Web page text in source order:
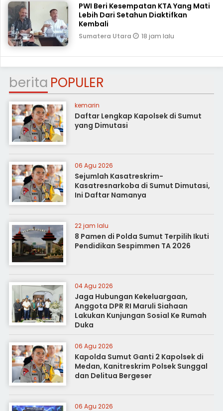
PWI Beri Kesempatan KTA Yang Mati
Lebih Dari Setahun Diaktifkan
Kembali
Sumatera Utara 18 jam lalu
berita POPULER
kemarin
Daftar Lengkap Kapolsek di Sumut
yang Dimutasi
06 Agu 2026
Sejumlah Kasatreskrim-
Kasatresnarkoba di Sumut Dimutasi,
Ini Daftar Namanya
22 jam lalu
8 Pamen di Polda Sumut Terpilih Ikuti
Pendidikan Sespimmen TA 2026
04 Agu 2026
Jaga Hubungan Kekeluargaan,
Anggota DPR RI Maruli Siahaan
Lakukan Kunjungan Sosial Ke Rumah
Duka
06 Agu 2026
Kapolda Sumut Ganti 2 Kapolsek di
Medan, Kanitreskrim Polsek Sunggal
dan Delitua Bergeser
06 Agu 2026